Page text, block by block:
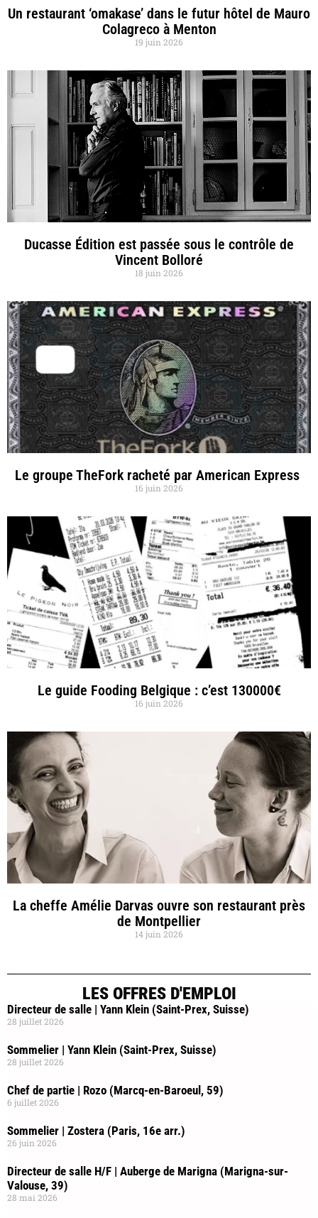
Un restaurant ‘omakase’ dans le futur hôtel de Mauro
Colagreco à Menton
19 juin 2026
Ducasse Édition est passée sous le contrôle de
Vincent Bolloré
18 juin 2026
Le groupe TheFork racheté par American Express
16 juin 2026
Le guide Fooding Belgique : c’est 130000€
16 juin 2026
La cheffe Amélie Darvas ouvre son restaurant près
de Montpellier
14 juin 2026
LES OFFRES D'EMPLOI
Directeur de salle | Yann Klein (Saint-Prex, Suisse)
28 juillet 2026
Sommelier | Yann Klein (Saint-Prex, Suisse)
28 juillet 2026
Chef de partie | Rozo (Marcq-en-Baroeul, 59)
6 juillet 2026
Sommelier | Zostera (Paris, 16e arr.)
26 juin 2026
Directeur de salle H/F | Auberge de Marigna (Marigna-sur-
Valouse, 39)
28 mai 2026